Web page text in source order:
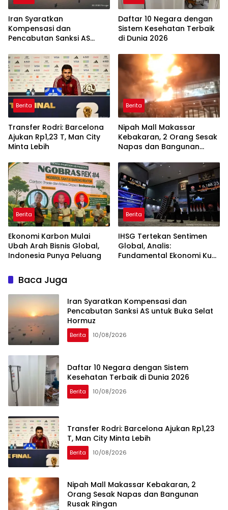
Iran Syaratkan
Kompensasi dan
Pencabutan Sanksi AS
Daftar 10 Negara dengan
Sistem Kesehatan Terbaik
di Dunia 2026
Berita
Transfer Rodri: Barcelona
Ajukan Rp1,23 T, Man City
Minta Lebih
Berita
Nipah Mall Makassar
Kebakaran, 2 Orang Sesak
Napas dan Bangunan
Berita
Ekonomi Karbon Mulai
Ubah Arah Bisnis Global,
Indonesia Punya Peluang
Berita
IHSG Tertekan Sentimen
Global, Analis:
Fundamental Ekonomi Kuat
Baca Juga
Iran Syaratkan Kompensasi dan
Pencabutan Sanksi AS untuk Buka Selat
Hormuz
Berita 10/08/2026
Daftar 10 Negara dengan Sistem
Kesehatan Terbaik di Dunia 2026
Berita 10/08/2026
Transfer Rodri: Barcelona Ajukan Rp1,23
T, Man City Minta Lebih
Berita 10/08/2026
Nipah Mall Makassar Kebakaran, 2
Orang Sesak Napas dan Bangunan
Rusak Ringan